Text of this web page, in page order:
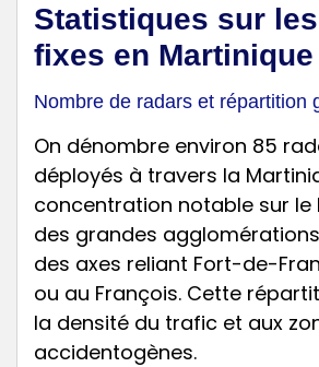
Statistiques sur
fixes en Martinique
Nombre de radars et répartition
On dénombre environ 85
déployés à travers la
concentration notable sur le
des grandes
des axes reliant Fort-de-
ou au François. Cette
la densité du trafic et aux
accidentogènes.